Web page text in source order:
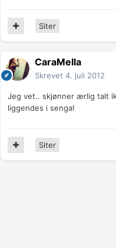
Siter
CaraMella
Skrevet 4. juli 2012
Jeg vet.. skjønner ærlig talt
liggendes i senga!
Siter